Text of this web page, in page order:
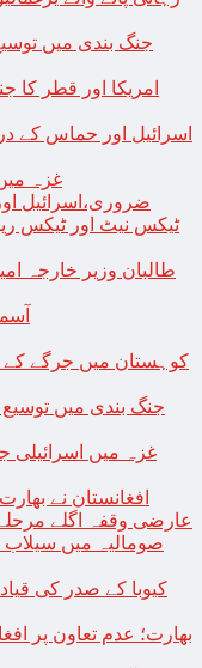
جنگ بندی میں
امریکا اور قطر کا
اسرائیل اور حماس کے
غزہ
ضروری،اسرائیل
ٹیکس نیٹ اور ٹیکس
طالبان وزیر خارجہ
جنگ بندی میں
غزہ میں اسرائیلی
افغانستان نے
عارضی وقفہ اگلے
کیوبا کے صدر کی
بھارت؛ عدم تعاون پر